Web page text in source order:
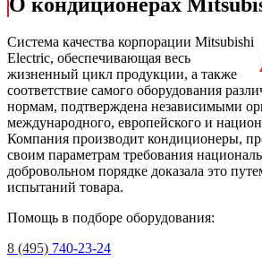
Cистема качества корпорации Mitsubishi
Electric, обеспечивающая весь
жизненный цикл продукции, а также
соответствие самого оборудования
нормам, подтверждена независимыми
международного, европейского и
Компания производит кондиционеры,
своим параметрам требования
добровольном порядке доказала это
испытаний товара.
Помощь в подборе оборудования:
8 (495) 740-23-24